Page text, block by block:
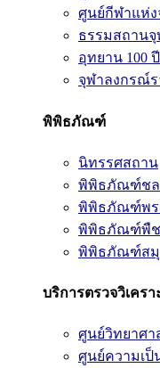
ศูนย์กีฬาแห่
ธรรมสถาน
อุทยาน 100
จุฬาลงกรณ์
พิพิธภัณฑ์
นิทรรศสถาน
พิพิธภัณฑ์ชล
พิพิธภัณฑ์พร
พิพิธภัณฑ์พื
พิพิธภัณฑ์สมุ
บริการตรวจวิเคร
ศูนย์วิทยาศา
ศูนย์ความเป็